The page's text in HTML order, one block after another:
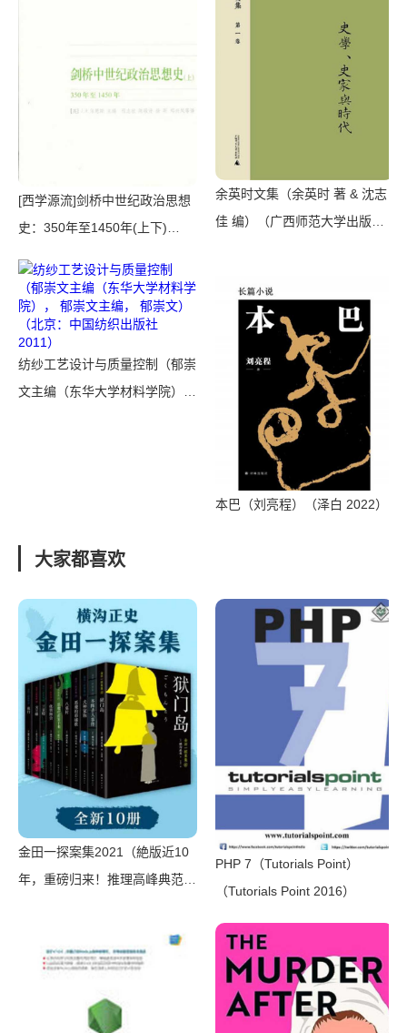
[西学源流]剑桥中世纪政治思想
史：350年至1450年(上下)
·读书·新知三联书店 2009）
余英时文集（余英时 著 & 沈志
佳 编）（广西师范大学出版社
纺纱工艺设计与质量控制（郁崇
文主编（东华大学材料学院），
本巴（刘亮程）（泽白 2022）
大家都喜欢
金田一探案集2021（絶版近10
年，重磅归来！推理高峰典范，
骇悬念+诡秘人性，入坑推理佳
选，一套10本过足瘾！精美和
万册）（横沟正史）（壹页科技
PHP 7（Tutorials Point）
（Tutorials Point 2016）